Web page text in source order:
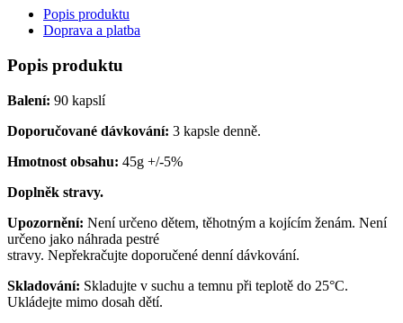
Popis produktu
Doprava a platba
Popis produktu
Balení: 90 kapslí
Doporučované dávkování: 3 kapsle denně.
Hmotnost obsahu: 45g +/-5%
Doplněk stravy.
Upozornění: Není určeno dětem, těhotným a kojícím ženám. Není
určeno jako náhrada pestré
stravy. Nepřekračujte doporučené denní dávkování.
Skladování: Skladujte v suchu a temnu při teplotě do 25°C.
Ukládejte mimo dosah dětí.